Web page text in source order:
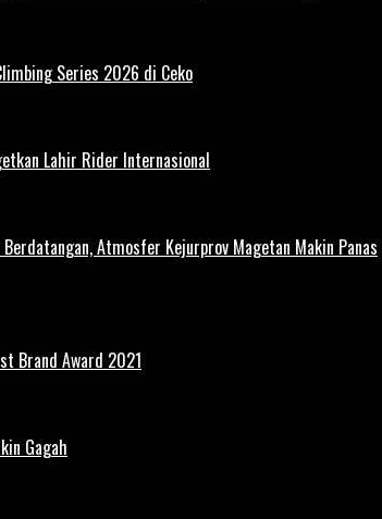
Series 2026 di Ceko
Lahir Rider Internasional
Atmosfer Kejurprov Magetan Makin Panas
Brand Award 2021
Gagah